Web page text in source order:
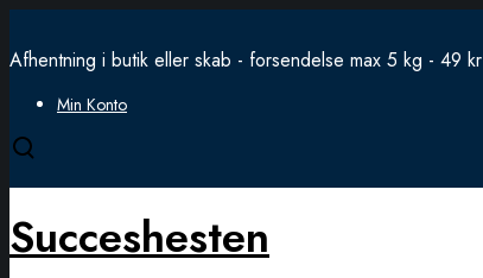
Afhentning i butik eller skab - forsendelse max 5 kg - 49 kr
Min Konto
Open
Succeshesten